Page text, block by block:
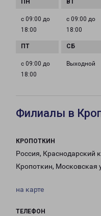
с 09:00 до
18:00
с 09:00 до
18:00
с 09:00 до
18:00
Выходной
Филиалы в
КРОПОТКИН
Россия, Краснодарский
Кропоткин, Московская
на карте
ТЕЛЕФОН